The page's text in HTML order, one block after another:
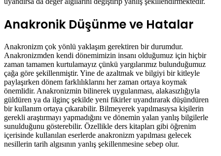
Anakronik Düşünme ve Hatalar
Anakronizm çok yönlü yaklaşım gerektiren bir durumdur.
Anakronizmden kendi dönemimizin insanı olduğumuz için hiçbir
zaman tamamen kurtulamayız çünkü yargılarımız bulunduğumuz
çağa göre şekillenmiştir. Yine de azaltmak ve bilgiyi bir kitleyle
paylaşırken dönem farklılıklarını her zaman ortaya koymak
önemlidir. Anakronizmin bilinerek uygulanması, alakasızlığıyla
güldüren ya da ilginç şekilde yeni fikirler uyandırarak düşündüren
bir kullanım ortaya çıkarabilir. Bilmeyerek yapılmasıysa kişilerin
gerekli araştırmayı yapmadığını ve dönemin yalan yanlış bilgilerle
sunulduğunu gösterebilir. Özellikle ders kitapları gibi öğrenim
içerisinde kullanılan eserlerde anakronizm yapılması gelecek
nesillerin tarih algısının yanlış şekillenmesine sebep olur.